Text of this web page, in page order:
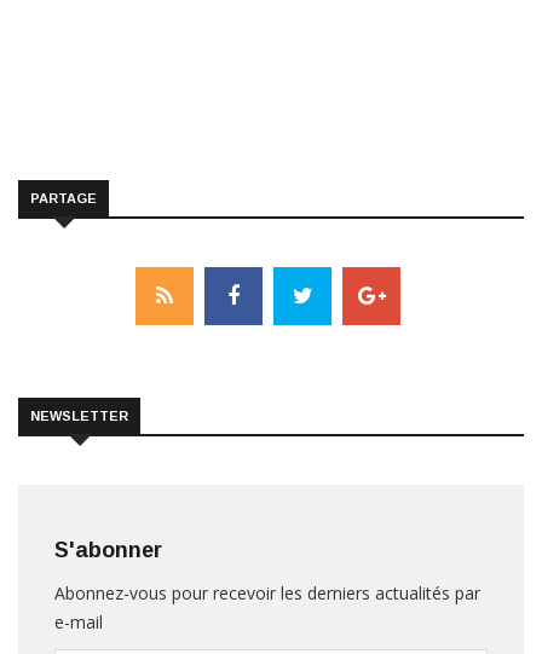
PARTAGE
NEWSLETTER
S'abonner
Abonnez-vous pour recevoir les derniers actualités par
e-mail